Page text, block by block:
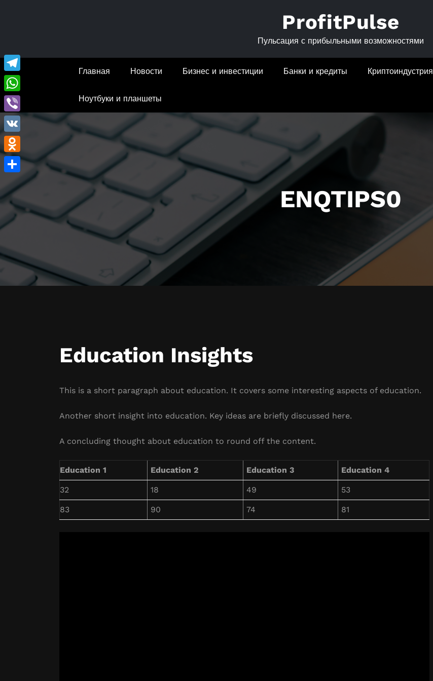
ProfitPulse
Пульсация с прибыльными возможностями
Главная Новости Бизнес и инвестиции Банки и кредиты Криптоиндустрия
Ноутбуки и планшеты
ENQTIPS0
Education Insights
This is a short paragraph about education. It covers some interesting aspects of education.
Another short insight into education. Key ideas are briefly discussed here.
A concluding thought about education to round off the content.
Education 1 Education 2 Education 3 Education 4
32 18 49 53
83 90 74 81
Telegram
WhatsApp
Viber
VK
Odnoklassniki
Отправить